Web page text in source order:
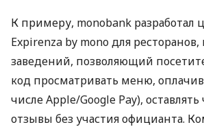
К примеру, monobank разработал
Expirenza by mono для
заведений, позволяющий
код просматривать меню,
числе Apple/Google Pay),
отзывы без участия официанта.